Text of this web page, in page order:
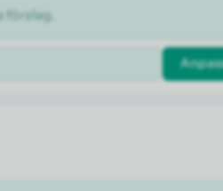
förslag.